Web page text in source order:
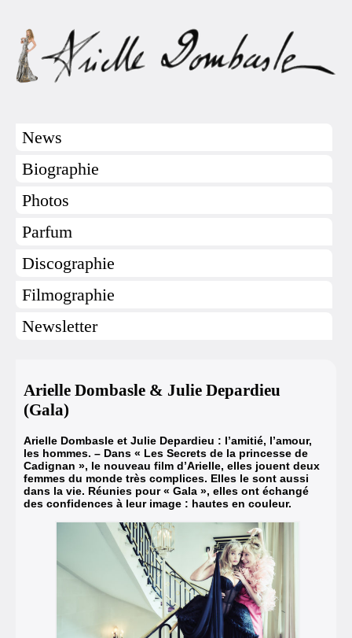
News
Biographie
Photos
Parfum
Discographie
Filmographie
Newsletter
Arielle Dombasle & Julie Depardieu
(Gala)
Arielle Dombasle et Julie Depardieu : l’amitié, l’amour,
les hommes. – Dans « Les Secrets de la princesse de
Cadignan », le nouveau film d’Arielle, elles jouent deux
femmes du monde très complices. Elles le sont aussi
dans la vie. Réunies pour « Gala », elles ont échangé
des confidences à leur image : hautes en couleur.